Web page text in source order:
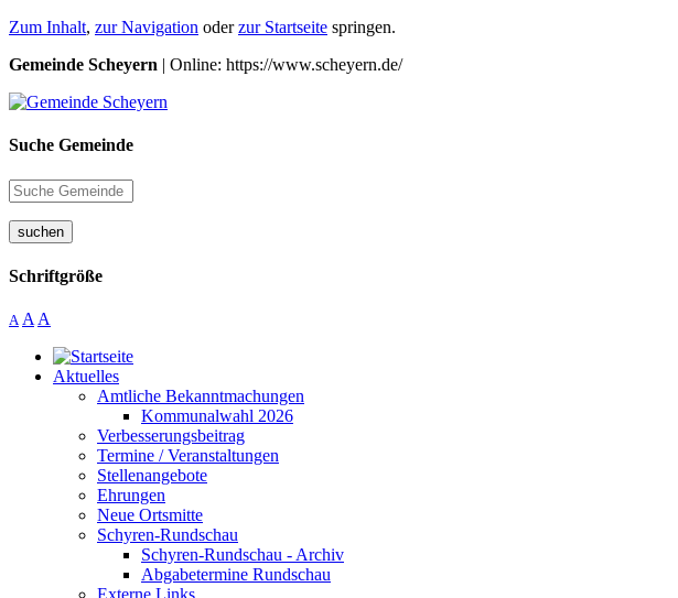
Zum Inhalt, zur Navigation oderzur Startseite springen.
Gemeinde Scheyern | Online: https://www.scheyern.de/
Suche Gemeinde
suchen
Schriftgröße
A A A
Aktuelles
Amtliche Bekanntmachungen
Kommunalwahl 2026
Verbesserungsbeitrag
Termine / Veranstaltungen
Stellenangebote
Ehrungen
Neue Ortsmitte
Schyren-Rundschau
Schyren-Rundschau - Archiv
Abgabetermine Rundschau
Externe Links